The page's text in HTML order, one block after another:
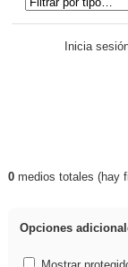
Inicia
Resultados
0medios totales (hay
Opciones